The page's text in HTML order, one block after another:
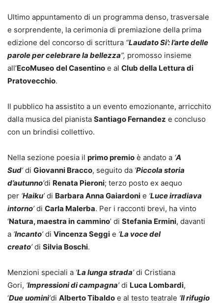
Ultimo appuntamento di un programma denso, trasversale
e sorprendente, la cerimonia di premiazione della prima
edizione del concorso di scrittura “Laudato Si’: l’arte delle
parole per celebrare la bellezza”, promosso insieme
all’EcoMuseo del Casentino e al Club della Lettura di
Pratovecchio.
Il pubblico ha assistito a un evento emozionante, arricchito
dalla musica del pianista Santiago Fernandez e concluso
con un brindisi collettivo.
Nella sezione poesia il primo premio è andato a ‘A
Sud’di Giovanni Bracco, seguito da ‘Piccola storia
d’autunno’di Renata Pieroni; terzo posto ex aequo
per ‘Haiku’di Barbara Anna Gaiardoni e ‘Luce irradiava
intorno’di Carla Malerba. Per i racconti brevi, ha vinto
‘Natura, maestra in cammino’ di Stefania Ermini, davanti
a ‘Incanto’di Vincenza Seggi e ‘La voce del
creato’di Silvia Boschi.
Menzioni speciali a ‘La lunga strada’di Cristiana
Gori, ‘Impressioni di campagna’di Luca Lombardi,
‘Due uomini’di Alberto Tibaldo e al testo teatrale ‘Il rifugio